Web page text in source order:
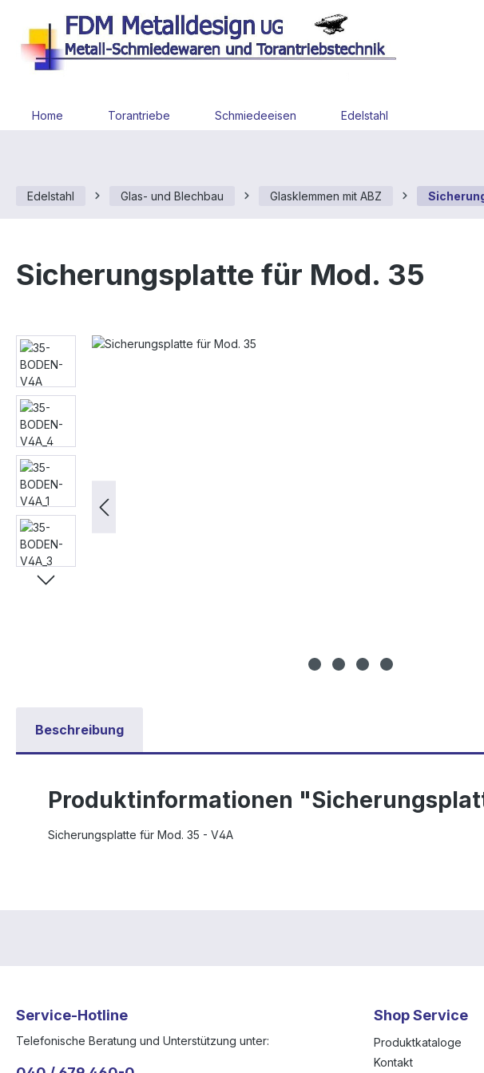
Hauptinhalt springen
Zur Suche springen
Zur Hauptnavigation springen
Home Torantriebe Schmiedeeisen Edelstahl
Edelstahl Glas- und Blechbau Glasklemmen mit ABZ
Sicherungsplatte für Mod. 35
Bildergalerie überspringen
Beschreibung
Produktinformationen
Sicherungsplatte für Mod. 35 - V4A
Service-Hotline
Telefonische Beratung und Unterstützung unter:
Shop Service
Produktkataloge
Kontakt